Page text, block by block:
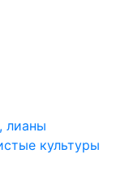
лианы
культуры